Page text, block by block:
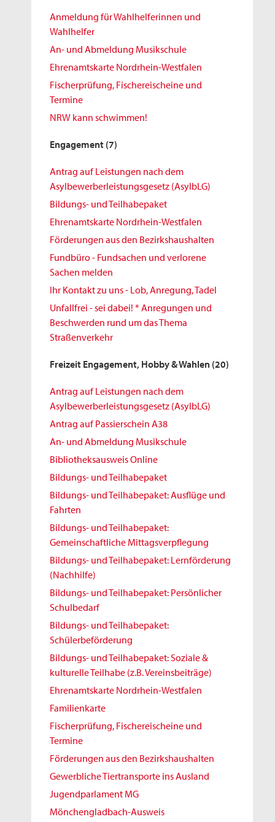
Anmeldung für Wahlhelferinnen und
Wahlhelfer
An- und Abmeldung Musikschule
Ehrenamtskarte Nordrhein-Westfalen
Fischerprüfung, Fischereischeine und
Termine
NRW kann schwimmen!
Engagement (7)
Antrag auf Leistungen nach dem
Asylbewerberleistungsgesetz (AsylbLG)
Bildungs- und Teilhabepaket
Ehrenamtskarte Nordrhein-Westfalen
Förderungen aus den Bezirkshaushalten
Fundbüro - Fundsachen und verlorene
Sachen melden
Ihr Kontakt zu uns - Lob, Anregung, Tadel
Unfallfrei - sei dabei! * Anregungen und
Beschwerden rund um das Thema
Straßenverkehr
Freizeit Engagement, Hobby & Wahlen (20)
Antrag auf Leistungen nach dem
Asylbewerberleistungsgesetz (AsylbLG)
Antrag auf Passierschein A38
An- und Abmeldung Musikschule
Bibliotheksausweis Online
Bildungs- und Teilhabepaket
Bildungs- und Teilhabepaket: Ausflüge und
Fahrten
Bildungs- und Teilhabepaket:
Gemeinschaftliche Mittagsverpflegung
Bildungs- und Teilhabepaket: Lernförderung
(Nachhilfe)
Bildungs- und Teilhabepaket: Persönlicher
Schulbedarf
Bildungs- und Teilhabepaket:
Schülerbeförderung
Bildungs- und Teilhabepaket: Soziale &
kulturelle Teilhabe (z.B. Vereinsbeiträge)
Ehrenamtskarte Nordrhein-Westfalen
Familienkarte
Fischerprüfung, Fischereischeine und
Termine
Förderungen aus den Bezirkshaushalten
Gewerbliche Tiertransporte ins Ausland
Jugendparlament MG
Mönchengladbach-Ausweis